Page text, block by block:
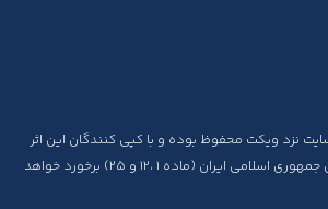
نزد ویکت محفوظ بوده و با کپی کنندگان این اثر
بنا به قوانین جرایم رایانه ای جمهوری اسلامی ایران (ماده ۱ ،۱۲ و ۲۵) برخورد خواهد